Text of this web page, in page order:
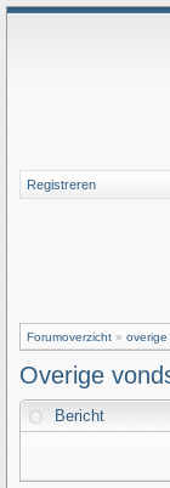
Registreren
Forumoverzicht »
Overige
Bericht